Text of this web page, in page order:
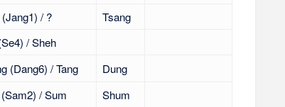
/ ?
Tsang
/ Sheh
(Dang6) / Tang
Dung
/ Sum
Shum